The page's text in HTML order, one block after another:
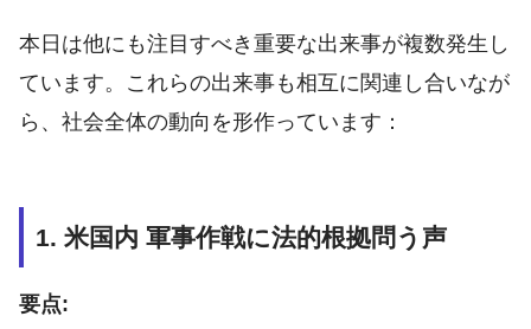
本日は他にも注目すべき重要な出来事が複数発生し
ています。これらの出来事も相互に関連し合いなが
ら、社会全体の動向を形作っています：
1. 米国内 軍事作戦に法的根拠問う声
要点: